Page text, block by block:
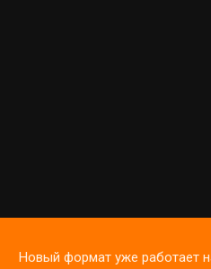
Мы используем файлы cookie
Новый формат уже работает